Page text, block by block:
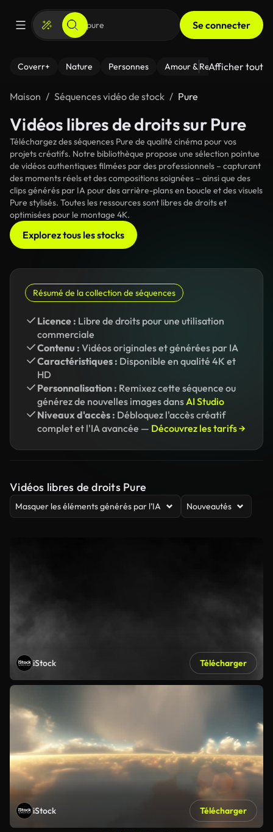
Se connecter
Coverr+ Nature Personnes Amour & Relations Le
Afficher tout
Maison Séquences vidéo de stock Pure
Vidéos libres de droits sur Pure
Téléchargez des séquences Pure de qualité cinéma pour vos
projets créatifs. Notre bibliothèque propose une sélection pointue
de vidéos authentiques filmées par des professionnels – capturant
des moments réels et des compositions soignées – ainsi que des
clips générés par IA pour des arrière-plans en boucle et des visuels
Pure stylisés. Toutes les ressources sont libres de droits et
optimisées pour le montage 4K.
Explorez tous les stocks
Résumé de la collection de séquences
Licence : Libre de droits pour une utilisation
commerciale
Contenu : Vidéos originales et générées par IA
Caractéristiques : Disponible en qualité 4K et
HD
Personnalisation : Remixez cette séquence ou
générez de nouvelles images dansAI Studio
Niveaux d'accès : Débloquez l'accès créatif
complet et l'IA avancée — Découvrez les tarifs →
Vidéos libres de droits Pure
Masquer les éléments générés par l’IA Nouveautés
iStock Télécharger
iStock Télécharger